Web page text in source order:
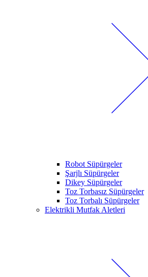
Robot Süpürgeler
Şarjlı Süpürgeler
Dikey Süpürgeler
Toz Torbasız Süpürgeler
Toz Torbalı Süpürgeler
Elektrikli Mutfak Aletleri